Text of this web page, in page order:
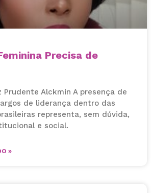
Precisa de
Prudente Alckmin A presença de
de liderança dentro das
representa, sem dúvida,
e social.
»